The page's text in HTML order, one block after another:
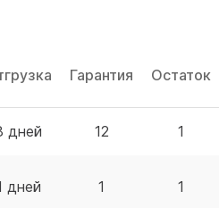
Гарантия Остаток
дней 12 1
дней 1 1